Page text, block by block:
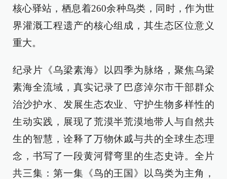
核心驿站，栖息着260余种鸟类，同时，作为世
界灌溉工程遗产的核心组成，其生态区位意义
重大。
纪录片《乌梁素海》以四季为脉络，聚焦乌梁
素海全流域，真实记录了巴彦淖尔市干部群众
治沙护水、发展生态农业、守护生物多样性的
生动实践，展现了荒漠半荒漠地带人与自然共
生的智慧，诠释了万物休戚与共的全球生态理
念，书写了一段黄河臂弯里的生态史诗。全片
共三集：第一集《鸟的王国》以鸟类为主角，